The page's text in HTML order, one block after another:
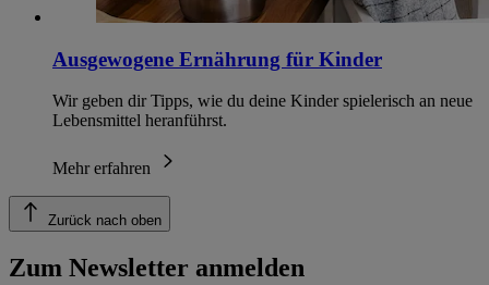
Ausgewogene Ernährung für Kinder
Wir geben dir Tipps, wie du deine Kinder spielerisch an neue
Lebensmittel heranführst.
Mehr erfahren
Zurück nach oben
Zum Newsletter anmelden